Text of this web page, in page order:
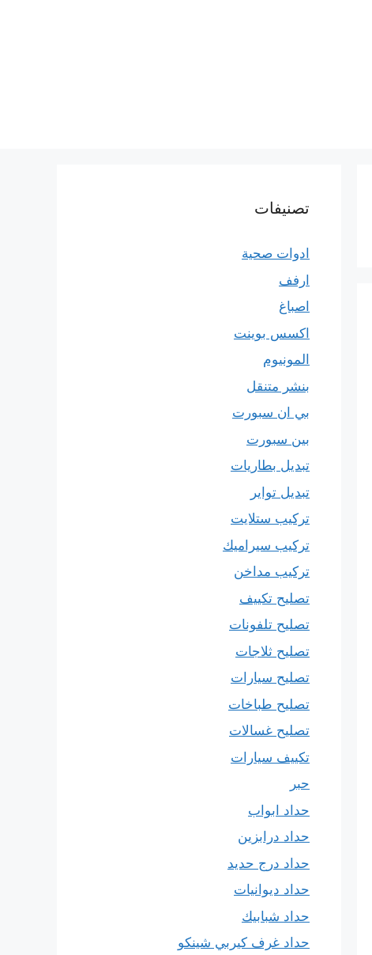
تصنيفات
ادوات صحية
ارفف
اصباغ
اكسس بوينت
المونيوم
بنشر متنقل
بي ان سبورت
بين سبورت
تبديل بطاريات
تبديل تواير
تركيب ستلايت
تركيب سيراميك
تركيب مداخن
تصليح تكييف
تصليح تلفونات
تصليح ثلاجات
تصليح سيارات
تصليح طباخات
تصليح غسالات
تكييف سيارات
حبر
حداد ابواب
حداد درابزين
حداد درج حديد
حداد ديوانيات
حداد شبابيك
حداد غرف كيربي شينكو